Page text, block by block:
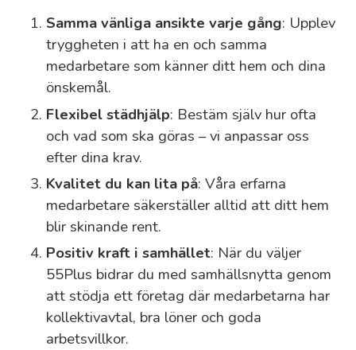
Samma vänliga ansikte varje gång: Upplev
tryggheten i att ha en och samma
medarbetare som känner ditt hem och dina
önskemål.
Flexibel städhjälp: Bestäm själv hur ofta
och vad som ska göras – vi anpassar oss
efter dina krav.
Kvalitet du kan lita på: Våra erfarna
medarbetare säkerställer alltid att ditt hem
blir skinande rent.
Positiv kraft i samhället: När du väljer
55Plus bidrar du med samhällsnytta genom
att stödja ett företag där medarbetarna har
kollektivavtal, bra löner och goda
arbetsvillkor.